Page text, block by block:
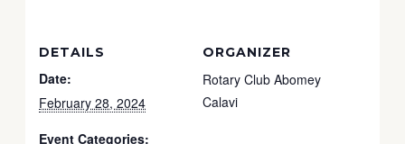
DETAILS
Date:
February 28, 2024
Event Categories:
ORGANIZER
Rotary Club Abomey
Calavi